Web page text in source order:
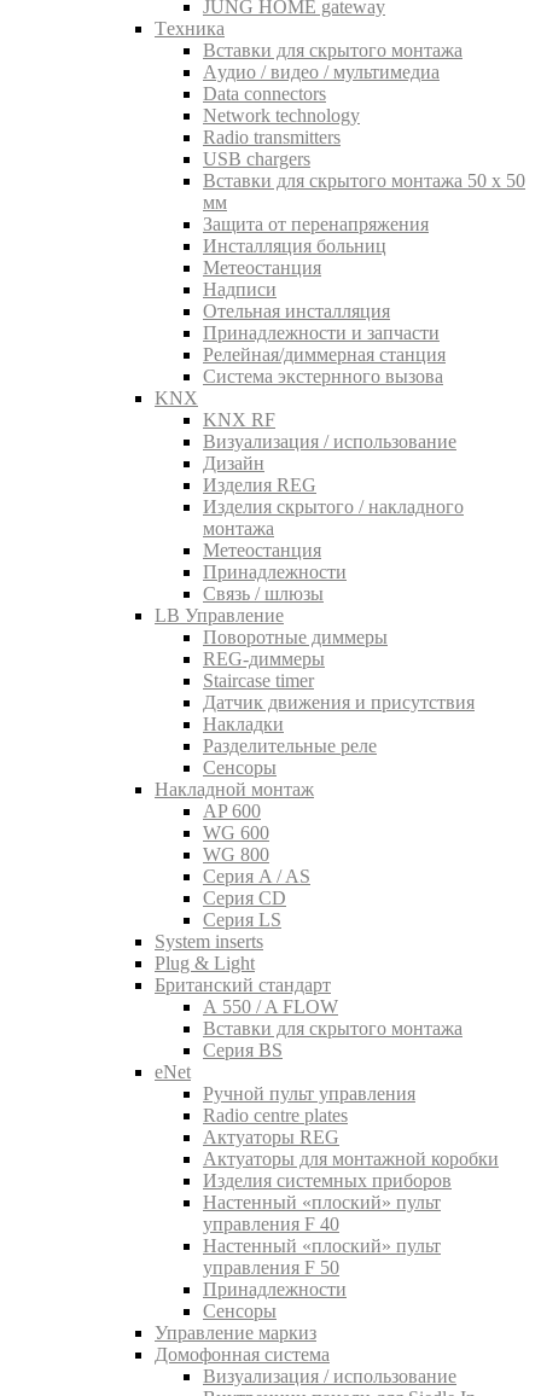
JUNG HOME gateway
Tехника
Вставки для скрытого монтажа
Aудио / видео / мультимедиа
Data connectors
Network technology
Radio transmitters
USB chargers
Вставки для скрытого монтажа 50 x 50
мм
Защита от перенапряжения
Инсталляция больниц
Метеостанция
Надписи
Отельная инсталляция
Принадлежности и запчасти
Релейная/диммерная станция
Система экстернного вызова
KNX
KNX RF
Визуализация / использование
Дизайн
Изделия REG
Изделия скрытого / накладного
монтажа
Метеостанция
Принадлежности
Связь / шлюзы
LB Управление
Поворотные диммеры
REG-диммеры
Staircase timer
Датчик движения и присутствия
Накладки
Разделительные реле
Сенсоры
Накладной монтаж
AP 600
WG 600
WG 800
Серия A / AS
Серия CD
Серия LS
System inserts
Plug & Light
Британский стандарт
A 550 / A FLOW
Вставки для скрытого монтажа
Серия BS
eNet
Pучной пульт управления
Radio centre plates
Актуаторы REG
Актуаторы для монтажной коробки
Изделия системных приборов
Настенный «плоский» пульт
управления F 40
Настенный «плоский» пульт
управления F 50
Принадлежности
Сенсоры
Управление маркиз
Домофонная система
Визуализация / использование